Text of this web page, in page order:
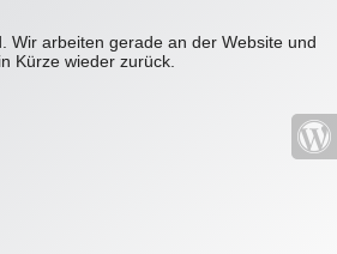
Wir arbeiten gerade an der Website und
Kürze wieder zurück.